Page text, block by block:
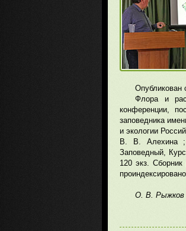
Опубликован
Флора и
конференции,
заповедника
и экологии
В. В. Алехина ;
Заповедный,
120 экз.
О. В. Рыжков